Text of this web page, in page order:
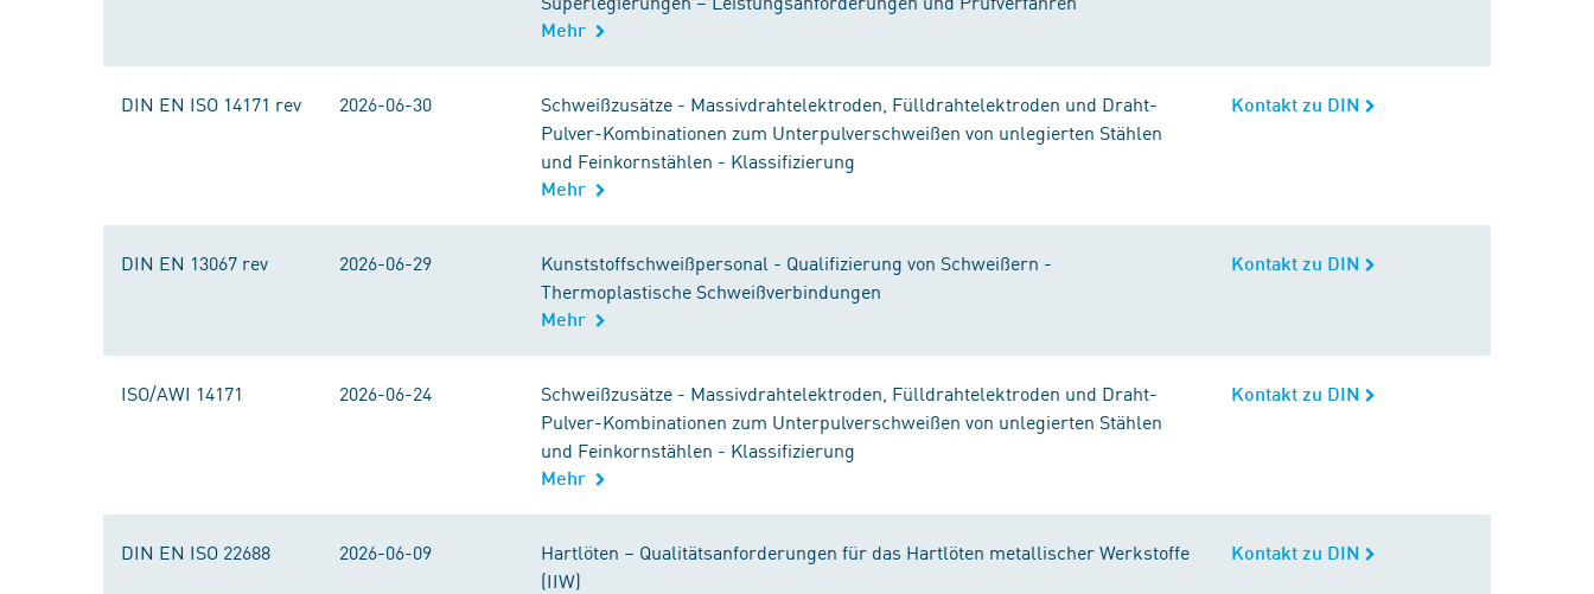
Mehr
DIN EN ISO 14171 rev 2026-06-30
Schweißzusätze - Massivdrahtelektroden, Fülldrahtelektroden und Draht-
Pulver-Kombinationen zum Unterpulverschweißen von unlegierten Stählen
und Feinkornstählen - Klassifizierung
Mehr
Kontakt zu DIN
DIN EN 13067 rev 2026-06-29
Kunststoffschweißpersonal - Qualifizierung von Schweißern -
Thermoplastische Schweißverbindungen
Mehr
Kontakt zu DIN
ISO/AWI 14171 2026-06-24
Schweißzusätze - Massivdrahtelektroden, Fülldrahtelektroden und Draht-
Pulver-Kombinationen zum Unterpulverschweißen von unlegierten Stählen
und Feinkornstählen - Klassifizierung
Mehr
Kontakt zu DIN
DIN EN ISO 22688 2026-06-09
Hartlöten – Qualitätsanforderungen für das Hartlöten metallischer Werkstoffe
(IIW)
Kontakt zu DIN